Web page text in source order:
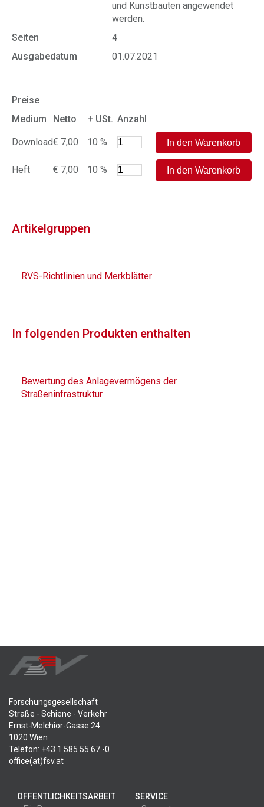
und Kunstbauten angewendet
werden.
Seiten
4
Ausgabedatum
01.07.2021
Preise
Medium
Netto + USt. Anzahl
Download€ 7,00 10 %
Heft € 7,00 10 %
Artikelgruppen
RVS-Richtlinien und Merkblätter
In folgenden Produkten enthalten
Bewertung des Anlagevermögens der
Straßeninfrastruktur
Forschungsgesellschaft
Straße - Schiene - Verkehr
Ernst-Melchior-Gasse 24
1020 Wien
Telefon: +43 1 585 55 67 -0
office(at)fsv.at
ÖFFENTLICHKEITSARBEIT
SERVICE